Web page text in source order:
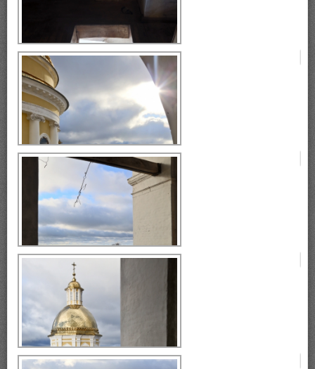
Селигер, монастырь Нилова
Пустынь
монастырь Нилова Пустынь
Селигер, монастырь Нилова
Пустынь